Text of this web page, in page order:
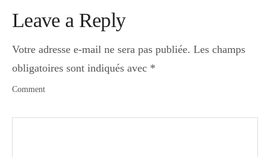
Leave a Reply
Votre adresse e-mail ne sera pas publiée. Les champs
obligatoires sont indiqués avec *
Comment